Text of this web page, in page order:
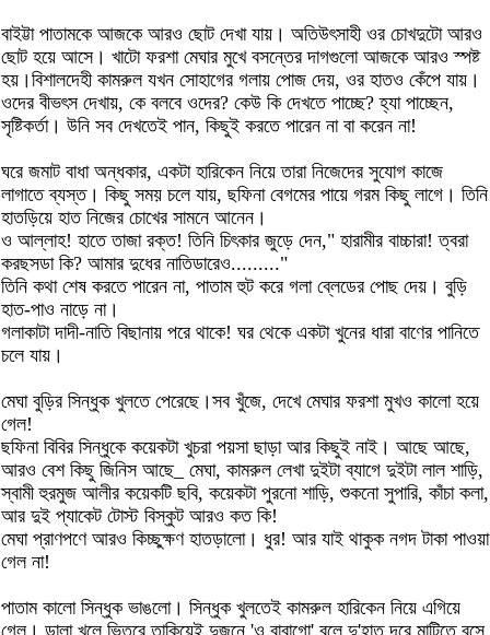
বাইট্টা পাতামকে আজকে আরও ছোট দেখা যায়। অতিউৎসাহী ওর চোখদুটো আরও
ছোট হয়ে আসে। খাটো ফরশা মেঘার মুখে বসন্তের দাগগুলো আজকে আরও স্পষ্ট
হয়।বিশালদেহী কামরুল যখন সোহাগের গলায় পোজ দেয়, ওর হাতও কেঁপে যায়।
ওদের বীভৎস দেখায়, কে বলবে ওদের? কেউ কি দেখতে পাচ্ছে? হ্যা পাচ্ছেন,
সৃষ্টিকর্তা। উনি সব দেখতেই পান, কিছুই করতে পারেন না বা করেন না!
ঘরে জমাট বাধা অন্ধকার, একটা হারিকেন নিয়ে তারা নিজেদের সুযোগ কাজে
লাগাতে ব্যস্ত। কিছু সময় চলে যায়, ছফিনা বেগমের পায়ে গরম কিছু লাগে। তিনি
হাতড়িয়ে হাত নিজের চোখের সামনে আনেন।
ও আল্লাহ! হাতে তাজা রক্ত! তিনি চিৎকার জুড়ে দেন," হারামীর বাচ্চারা! ত্বরা
করছসডা কি? আমার দুধের নাতিডারেও........."
তিনি কথা শেষ করতে পারেন না, পাতাম হুট করে গলা ব্লেডের পোছ দেয়। বুড়ি
হাত-পাও নাড়ে না।
গলাকাটা দাদী-নাতি বিছানায় পরে থাকে! ঘর থেকে একটা খুনের ধারা বাণের পানিতে
চলে যায়।
মেঘা বুড়ির সিন্ধুক খুলতে পেরেছে।সব খুঁজে, দেখে মেঘার ফরশা মুখও কালো হয়ে
গেল!
ছফিনা বিবির সিন্ধুকে কয়েকটা খুচরা পয়সা ছাড়া আর কিছুই নাই। আছে আছে,
আরও বেশ কিছু জিনিস আছে_ মেঘা, কামরুল লেখা দুইটা ব্যাগে দুইটা লাল শাড়ি,
স্বামী হুরমুজ আলীর কয়েকটি ছবি, কয়েকটা পুরনো শাড়ি, শুকনো সুপারি, কাঁচা কলা,
আর দুই প্যাকেট টোস্ট বিস্কুট আরও কত কি!
মেঘা প্রাণপণে আরও কিচ্ছুক্ষণ হাতড়ালো। ধুর! আর যাই থাকুক নগদ টাকা পাওয়া
গেল না!
পাতাম কালো সিন্ধুক ভাঙলো। সিন্ধুক খুলতেই কামরুল হারিকেন নিয়ে এগিয়ে
গেল। ডালা খুলে ভিতরে তাকিয়েই দুজনে 'ও বাবাগো' বলে দু'হাত দূরে মাটিতে বসে